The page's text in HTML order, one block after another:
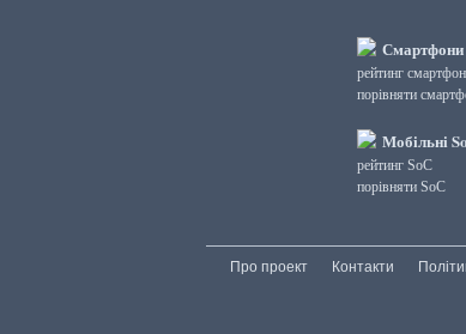
Смартфони
рейтинг
порівняти
Мобільні
рейтинг SoC
порівняти SoC
Про проект Контакти